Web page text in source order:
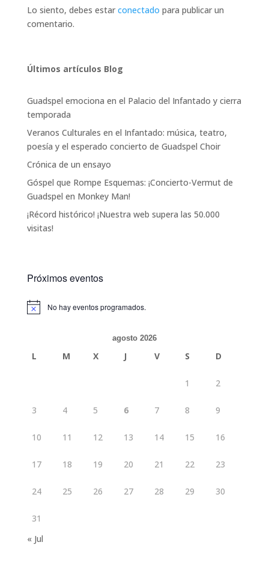
Lo siento, debes estar conectado para publicar un
comentario.
Últimos artículos Blog
Guadspel emociona en el Palacio del Infantado y cierra
temporada
Veranos Culturales en el Infantado: música, teatro,
poesía y el esperado concierto de Guadspel Choir
Crónica de un ensayo
Góspel que Rompe Esquemas: ¡Concierto-Vermut de
Guadspel en Monkey Man!
¡Récord histórico! ¡Nuestra web supera las 50.000
visitas!
Próximos eventos
Aviso No hay eventos programados.
agosto 2026
L M X J V S D
1 2
3 4 5 6 7 8 9
10 11 12 13 14 15 16
17 18 19 20 21 22 23
24 25 26 27 28 29 30
31
« Jul